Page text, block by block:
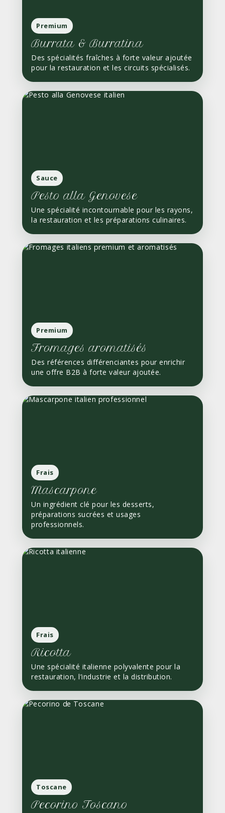
Premium
Burrata & Burratina
Des spécialités fraîches à forte valeur ajoutée
pour la restauration et les circuits spécialisés.
Sauce
Pesto alla Genovese
Une spécialité incontournable pour les rayons,
la restauration et les préparations culinaires.
Premium
Fromages aromatisés
Des références différenciantes pour enrichir
une offre B2B à forte valeur ajoutée.
Frais
Mascarpone
Un ingrédient clé pour les desserts,
préparations sucrées et usages
professionnels.
Frais
Ricotta
Une spécialité italienne polyvalente pour la
restauration, l’industrie et la distribution.
Toscane
Pecorino Toscano